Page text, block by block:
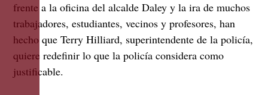
frente a la oficina del alcalde Daley y la ira de muchos
trabajadores, estudiantes, vecinos y profesores, han
hecho que Terry Hilliard, superintendente de la policía,
quiere redefinir lo que la policía considera como
justificable.